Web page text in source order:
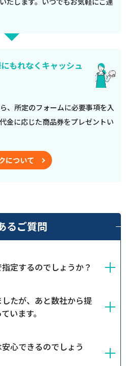
もれなくキャッシュ
、所定のフォームに必要事項を入
金に応じた商品券をプレゼントい
について
るご質問
定するのでしょうか？
たが、あと数社から提
います。
心できるのでしょう